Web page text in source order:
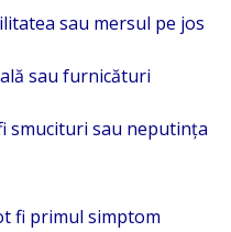
sau mersul pe jos
sau furnicături
smucituri sau neputința
fi primul simptom